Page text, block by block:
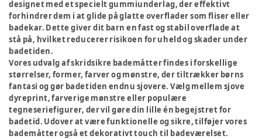
designet med et specielt gummiunderlag, der effektivt
forhindrer dem i at glide på glatte overflader som fliser eller
badekar. Dette giver dit barn en fast og stabil overflade at
stå på, hvilket reducerer risikoen for uheld og skader under
badetiden.
Vores udvalg af skridsikre bademåtter findes i forskellige
størrelser, former, farver og mønstre, der tiltrækker børns
fantasi og gør badetiden endnu sjovere. Vælg mellem sjove
dyreprint, farverige mønstre eller populære
tegneseriefigurer, der vil gøre din lille én begejstret for
badetid. Udover at være funktionelle og sikre, tilføjer vores
bademåtter også et dekorativt touch til badeværelset.